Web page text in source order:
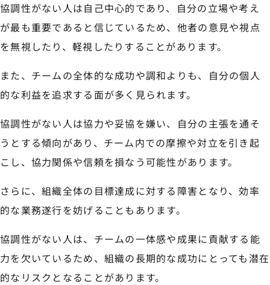
協調性がない人は自己中心的であり、自分の立場や考え
が最も重要であると信じているため、他者の意見や視点
を無視したり、軽視したりすることがあります。
また、チームの全体的な成功や調和よりも、自分の個人
的な利益を追求する面が多く見られます。
協調性がない人は協力や妥協を嫌い、自分の主張を通そ
うとする傾向があり、チーム内での摩擦や対立を引き起
こし、協力関係や信頼を損なう可能性があります。
さらに、組織全体の目標達成に対する障害となり、効率
的な業務遂行を妨げることもあります。
協調性がない人は、チームの一体感や成果に貢献する能
力を欠いているため、組織の長期的な成功にとっても潜在
的なリスクとなることがあります。